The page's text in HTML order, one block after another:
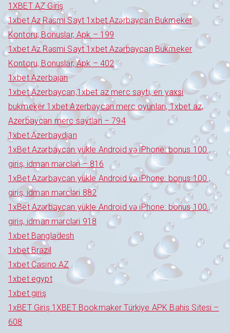
1XBET AZ Giriş
1xbet Az Rəsmi Sayt 1xbet Azərbaycan Bukmeker
Kontoru, Bonuslar, Apk – 199
1xbet Az Rəsmi Sayt 1xbet Azərbaycan Bukmeker
Kontoru, Bonuslar, Apk – 402
1xbet Azerbajan
1xbet Azerbaycan,1xbet az merc saytı, en yaxsi
bukmeker 1xbet Azerbaycan merc oyunlari, 1xbet az,
Azerbaycan merc saytlari – 794
1xbet Azerbaydjan
1xBet Azərbaycan yükle Android və iPhone: bonus 100 ,
giriş, idman mərcləri – 816
1xBet Azərbaycan yükle Android və iPhone: bonus 100 ,
giriş, idman mərcləri 882
1xBet Azərbaycan yükle Android və iPhone: bonus 100 ,
giriş, idman mərcləri 918
1xbet Bangladesh
1xbet Brazil
1xbet Casino AZ
1xbet egypt
1xbet giriş
1xBET Giriş 1XBET Bookmaker Türkiye APK Bahis Sitesi –
608